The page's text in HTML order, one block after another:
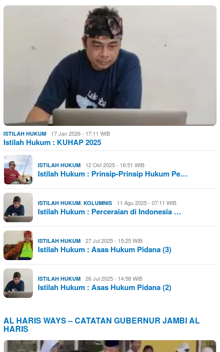
ISTILAH HUKUM 17 Jan 2026 - 17:11 WIB
Istilah Hukum : KUHAP 2025
ISTILAH HUKUM 12 Okt 2025 - 16:51 WIB
Istilah Hukum : Prinsip-Prinsip Hukum Pe…
ISTILAH HUKUM, KOLUMNIS 11 Agu 2025 - 07:11 WIB
Istilah Hukum : Perceraian di Indonesia …
ISTILAH HUKUM 27 Jul 2025 - 15:25 WIB
Istilah Hukum : Asas Hukum Pidana (3)
ISTILAH HUKUM 26 Jul 2025 - 14:58 WIB
Istilah Hukum : Asas Hukum Pidana (2)
AL HARIS WAYS – CATATAN GUBERNUR JAMBI AL
HARIS